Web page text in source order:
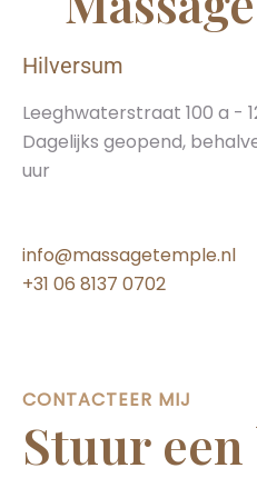
Hilversum
Leeghwaterstraat 100 a -
Dagelijks geopend,
uur
info@massagetemple.nl
+31 06 8137 0702
CONTACTEER MIJ
Stuur